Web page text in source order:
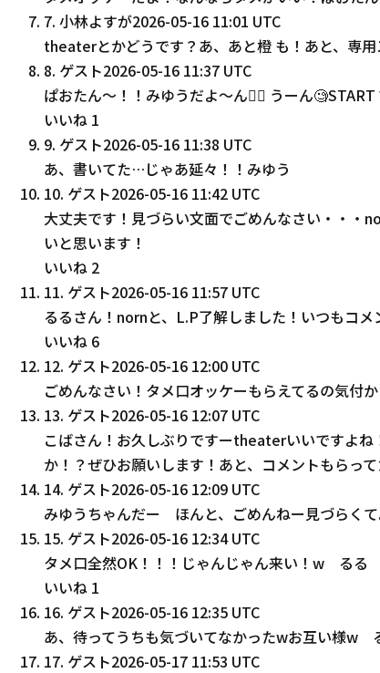
7. 小林よすが2026-05-16 11:01 UTC
theaterとかどうです？あ、あと橙 も！あと、専
8. ゲスト2026-05-16 11:37 UTC
ぱおたん〜！！みゆうだよ〜ん❤️‍🔥 うーん🧐START
いいね 1
9. ゲスト2026-05-16 11:38 UTC
あ、書いてた…じゃあ延々！！みゆう
10. ゲスト2026-05-16 11:42 UTC
大丈夫です！見づらい文面でごめんなさい・・・
いと思います！
いいね 2
11. ゲスト2026-05-16 11:57 UTC
るるさん！nornと、L.P了解しました！いつもコ
いいね 6
12. ゲスト2026-05-16 12:00 UTC
ごめんなさい！タメ口オッケーもらえてるの気付
13. ゲスト2026-05-16 12:07 UTC
こばさん！お久しぶりですーtheaterいいですよ
か！？ぜひお願いします！あと、コメントもらっ
14. ゲスト2026-05-16 12:09 UTC
みゆうちゃんだー ほんと、ごめんねー見づらく
15. ゲスト2026-05-16 12:34 UTC
タメ口全然OK！！！じゃんじゃん来い！w るる
いいね 1
16. ゲスト2026-05-16 12:35 UTC
あ、待ってうちも気づいてなかったwお互い様w
17. ゲスト2026-05-17 11:53 UTC